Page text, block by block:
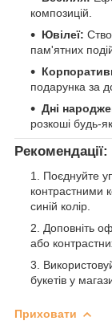
композицій.
Ювілеї:
пам'ятних
подарунка за
Дні
розкоші будь-
Рекомендації:
Поєднуйте
контрастними
синій колір.
Доповніть
або
букетів у
Приховати